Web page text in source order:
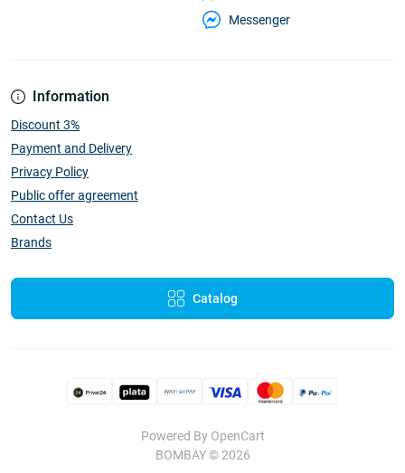
Information
Discount 3%
Payment and Delivery
Privacy Policy
Public offer agreement
Contact Us
Brands
Catalog
Messenger
Powered By OpenCart
BOMBAY © 2026